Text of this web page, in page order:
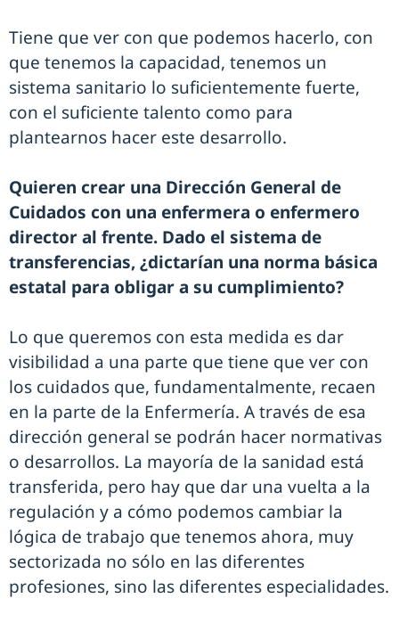
Tiene que ver con que podemos hacerlo, con
que tenemos la capacidad, tenemos un
sistema sanitario lo suficientemente fuerte,
con el suficiente talento como para
plantearnos hacer este desarrollo.
Quieren crear una Dirección General de
Cuidados con una enfermera o enfermero
director al frente. Dado el sistema de
transferencias, ¿dictarían una norma básica
estatal para obligar a su cumplimiento?
Lo que queremos con esta medida es dar
visibilidad a una parte que tiene que ver con
los cuidados que, fundamentalmente, recaen
en la parte de la Enfermería. A través de esa
dirección general se podrán hacer normativas
o desarrollos. La mayoría de la sanidad está
transferida, pero hay que dar una vuelta a la
regulación y a cómo podemos cambiar la
lógica de trabajo que tenemos ahora, muy
sectorizada no sólo en las diferentes
profesiones, sino las diferentes especialidades.